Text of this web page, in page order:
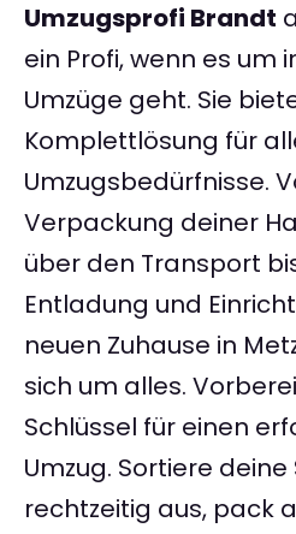
Umzugsprofi Brandt
ein Profi, wenn es um
Umzüge geht. Sie
Komplettlösung für
Umzugsbedürfnisse.
Verpackung deiner
über den Transport
Entladung und
neuen Zuhause in
sich um alles.
Schlüssel für einen
Umzug. Sortiere
rechtzeitig aus, pack